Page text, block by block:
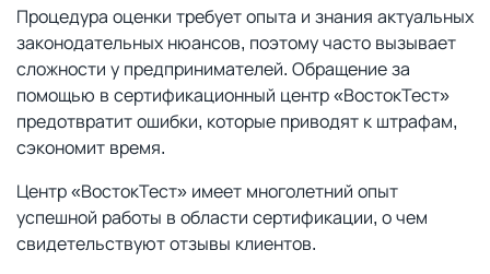
Процедура оценки требует опыта и знания актуальных
законодательных нюансов, поэтому часто вызывает
сложности у предпринимателей. Обращение за
помощью в сертификационный центр «ВостокТест»
предотвратит ошибки, которые приводят к штрафам,
сэкономит время.
Центр «ВостокТест» имеет многолетний опыт
успешной работы в области сертификации, о чем
свидетельствуют отзывы клиентов.